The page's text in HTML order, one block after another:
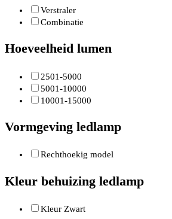
Verstraler
Combinatie
Hoeveelheid lumen
2501-5000
5001-10000
10001-15000
Vormgeving ledlamp
Rechthoekig model
Kleur behuizing ledlamp
Kleur Zwart